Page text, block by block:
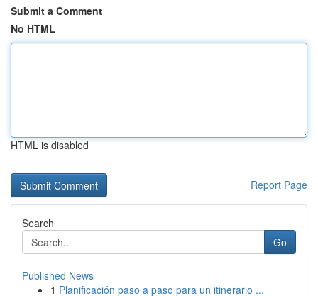
Submit a Comment
No HTML
HTML is disabled
Report Page
Search
Go
Published News
1 Planificación paso a paso para un itinerario ...